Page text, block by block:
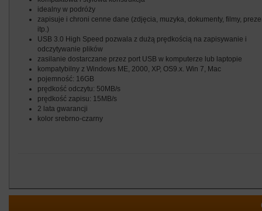
idealny w podróży
zapisuje i chroni cenne dane (zdjęcia, muzyka, dokumenty, filmy,
itp.)
USB 3.0 High Speed pozwala z dużą prędkością na zapisywanie i
odczytywanie plików
zasilanie dostarczane przez port USB w komputerze lub laptopie
kompatybilny z Windows ME, 2000, XP, OS9.x. Win 7, Mac
pojemność: 16GB
prędkość odczytu: 50MB/s
prędkość zapisu: 15MB/s
2 lata gwarancji
kolor srebrno-czarny